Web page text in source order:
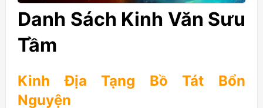
Danh Sách Kinh Văn Sưu
Tầm
Kinh Địa Tạng Bồ Tát Bổn
Nguyện